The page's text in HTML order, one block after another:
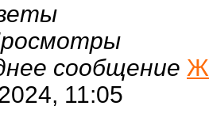
сообщение
11:05